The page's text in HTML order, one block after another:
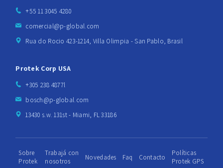
+55 11 3045 4280
comercial@p-global.com
Rua do Rocio 423-1214, Villa Olimpia - San Pablo, Brasil
Protek Corp USA
+305 238 4877l
bosch@p-global.com
13430 s.w. 131st - Miami, FL 33186
Sobre
Protek
Trabajá con
nosotros
Novedades Faq Contacto
Políticas
Protek GPS